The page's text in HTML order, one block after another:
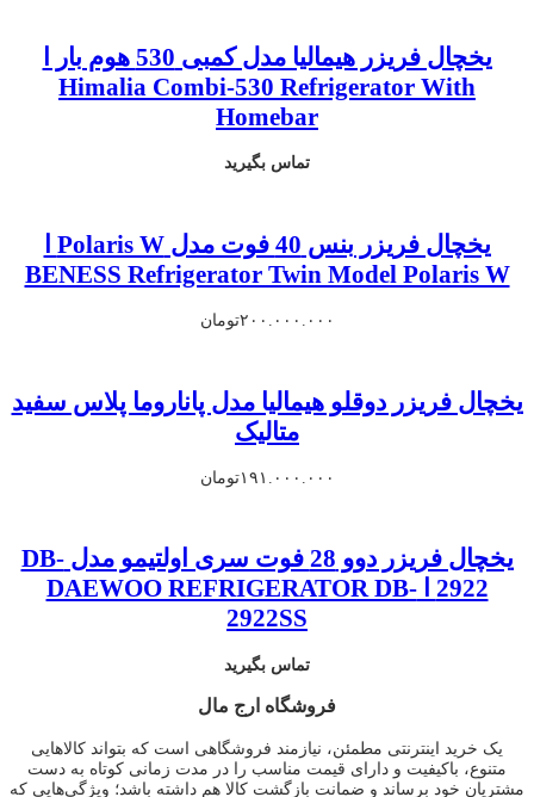
یخچال فریزر هیمالیا مدل کمبی 530 هوم بار ا
Himalia Combi-530 Refrigerator With
Homebar
تماس بگیرید
BENESS Refrigerator Twin Model Polaris W
۲۰۰.۰۰۰.۰۰۰تومان
یخچال فریزر دوقلو هیمالیا مدل پاناروما پلاس سفید
متالیک
۱۹۱.۰۰۰.۰۰۰تومان
یخچال فریزر دوو 28 فوت سری اولتیمو مدل DB-
2922 ا DAEWOO REFRIGERATOR DB-
2922SS
تماس بگیرید
فروشگاه ارج مال
یک خرید اینترنتی مطمئن، نیازمند فروشگاهی است که بتواند کالاهایی
متنوع، باکیفیت و دارای قیمت مناسب را در مدت زمانی کوتاه به دست
مشتریان خود برساند و ضمانت بازگشت کالا هم داشته باشد؛ ویژگی‌هایی که